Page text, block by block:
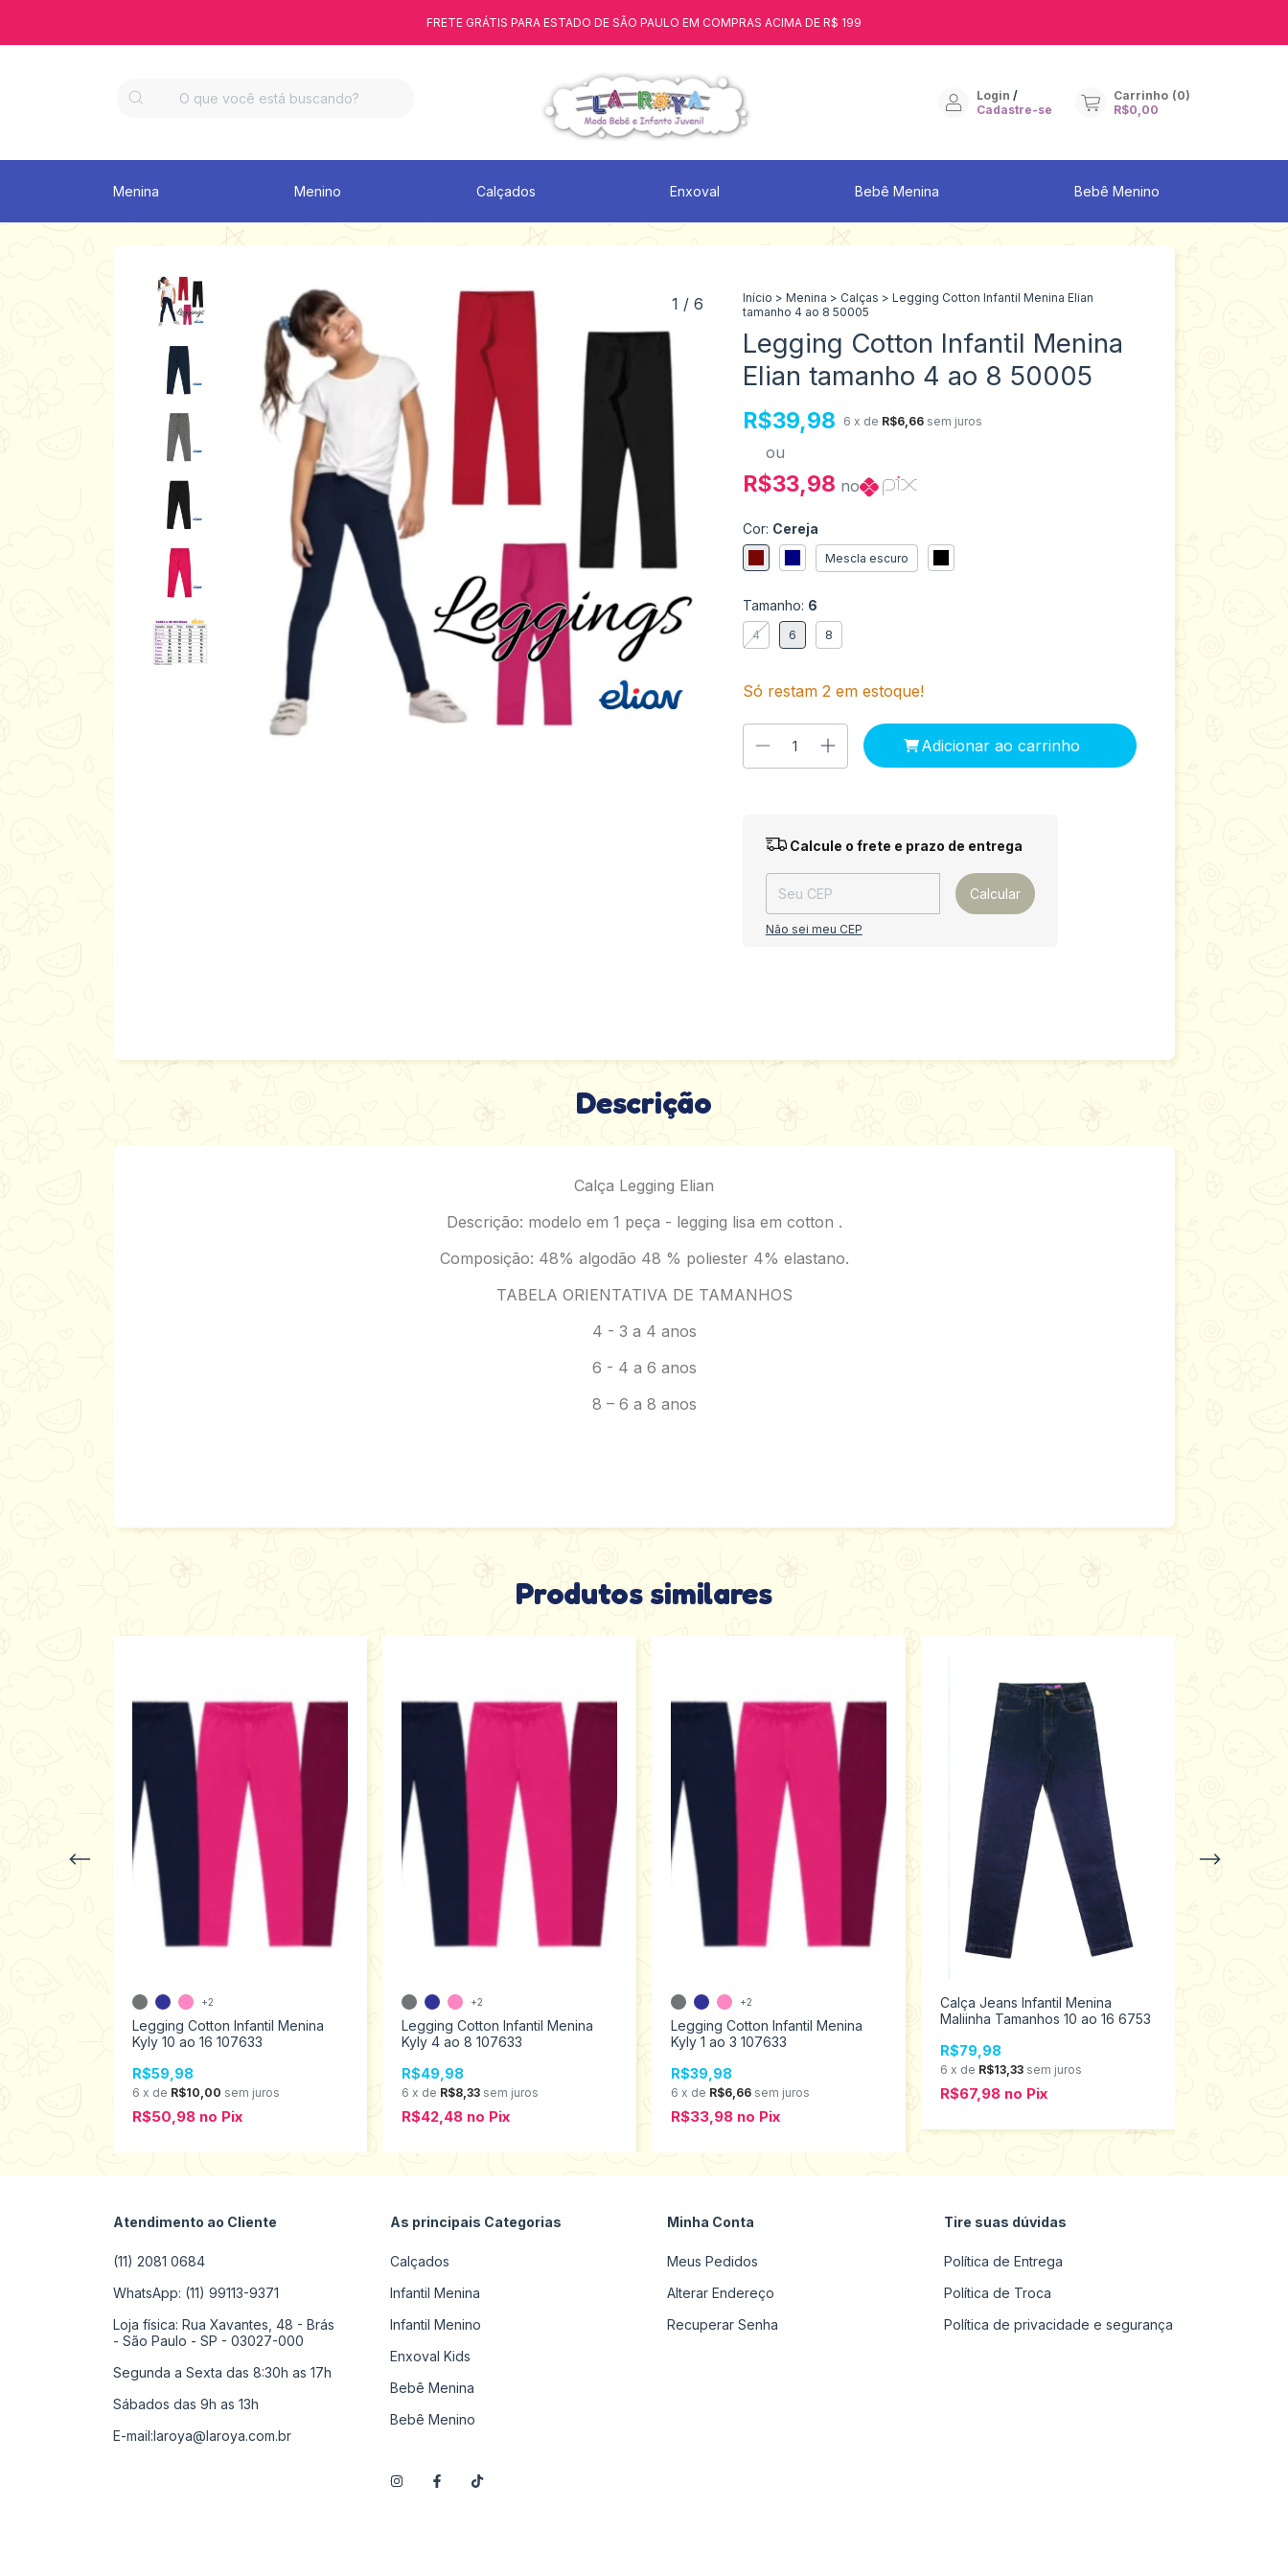
FRETE GRÁTIS PARA ESTADO DE SÃO PAULO EM COMPRAS ACIMA DE R$ 199
Login /
Cadastre-se
Carrinho (0)
R$0,00
Menina Menino Calçados Enxoval Bebê Menina Bebê Menino
1 / 6 Início > Menina > Calças > Legging Cotton Infantil Menina Elian
tamanho 4 ao 8 50005
Legging Cotton Infantil Menina
Elian tamanho 4 ao 8 50005
R$39,98 6 x de R$6,66 sem juros
ou
R$33,98 no
Cor: Cereja
Mescla escuro
Tamanho: 6
4 6 8
Só restam 2em estoque!
Entregas para o CEP: Alterar CEP
Calcule o frete e prazo de entrega
Calcular
Não sei meu CEP
Descrição
Calça Legging Elian
Descrição: modelo em 1 peça - legging lisa em cotton .
Composição: 48% algodão 48 % poliester 4% elastano.
TABELA ORIENTATIVA DE TAMANHOS
4 - 3 a 4 anos
6 - 4 a 6 anos
8 – 6 a 8 anos
Produtos similares
Legging Cotton Infantil Menina
Kyly 10 ao 16 107633
R$59,98
6 x de R$10,00 sem juros
R$50,98 no Pix
+2
Legging Cotton Infantil Menina
Kyly 4 ao 8 107633
R$49,98
6 x de R$8,33 sem juros
R$42,48 no Pix
+2
Legging Cotton Infantil Menina
Kyly 1 ao 3 107633
R$39,98
6 x de R$6,66 sem juros
R$33,98 no Pix
+2
Calça Jeans Infantil Menina
Maliinha Tamanhos 10 ao 16 6753
R$79,98
6 x de R$13,33 sem juros
R$67,98 no Pix
Atendimento ao Cliente
(11) 2081 0684
WhatsApp: (11) 99113-9371
Loja física: Rua Xavantes, 48 - Brás
- São Paulo - SP - 03027-000
Segunda a Sexta das 8:30h as 17h
Sábados das 9h as 13h
E-mail:laroya@laroya.com.br
As principais Categorias
Calçados
Infantil Menina
Infantil Menino
Enxoval Kids
Bebê Menina
Bebê Menino
Minha Conta
Meus Pedidos
Alterar Endereço
Recuperar Senha
Tire suas dúvidas
Política de Entrega
Política de Troca
Política de privacidade e segurança